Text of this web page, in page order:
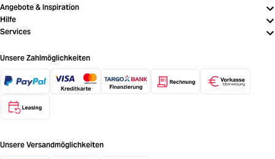
Angebote & Inspiration
Hilfe
Services
Unsere Zahlmöglichkeiten
Unsere Versandmöglichkeiten